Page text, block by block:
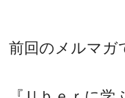
前回のメルマガ